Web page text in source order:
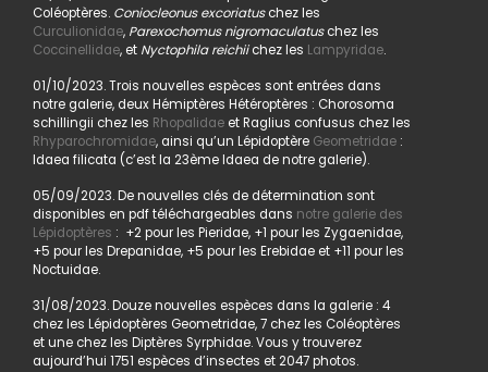
Coléoptères. Coniocleonus excoriatuschez les
Curculionidae, Parexochomus nigromaculatuschez les
Coccinellidae, et Nyctophila reichiichez les Lampyridae.
01/10/2023. Trois nouvelles espèces sont entrées dans
notre galerie, deux Hémiptères Hétéroptères : Chorosoma
schillingii chez les Rhopalidaeet Raglius confusus chez les
Rhyparochromidae, ainsi qu’un Lépidoptère Geometridae:
Idaea filicata (c’est la 23ème Idaea de notre galerie).
05/09/2023. De nouvelles clés de détermination sont
disponibles en pdf téléchargeables dans notre galerie des
Lépidoptères : +2 pour les Pieridae, +1 pour les Zygaenidae,
+5 pour les Drepanidae, +5 pour les Erebidae et +11 pour les
Noctuidae.
31/08/2023. Douze nouvelles espèces dans la galerie : 4
chez les Lépidoptères Geometridae, 7 chez les Coléoptères
et une chez les Diptères Syrphidae. Vous y trouverez
aujourd’hui 1751 espèces d’insectes et 2047 photos.